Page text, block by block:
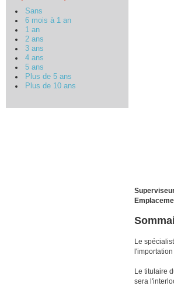
Sans
6 mois à 1 an
1 an
2 ans
3 ans
4 ans
5 ans
Plus de 5 ans
Plus de 10 ans
Le
Le titulaire
sera